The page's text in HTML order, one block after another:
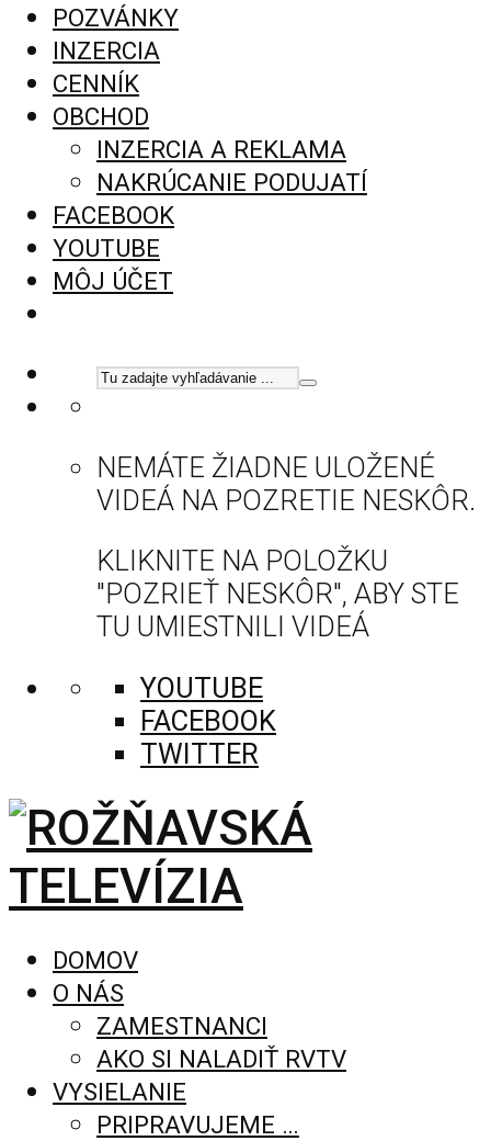
POZVÁNKY
INZERCIA
CENNÍK
OBCHOD
INZERCIA A REKLAMA
NAKRÚCANIE PODUJATÍ
FACEBOOK
YOUTUBE
MÔJ ÚČET
NEMÁTE ŽIADNE ULOŽENÉ
VIDEÁ NA POZRETIE NESKÔR.
KLIKNITE NA POLOŽKU
"POZRIEŤ NESKÔR", ABY STE
TU UMIESTNILI VIDEÁ
YOUTUBE
FACEBOOK
TWITTER
DOMOV
O NÁS
ZAMESTNANCI
AKO SI NALADIŤ RVTV
VYSIELANIE
PRIPRAVUJEME …